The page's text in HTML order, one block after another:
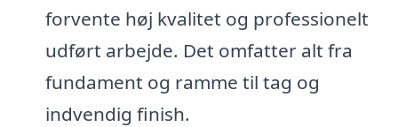
forvente høj kvalitet og professionelt
udført arbejde. Det omfatter alt fra
fundament og ramme til tag og
indvendig finish.